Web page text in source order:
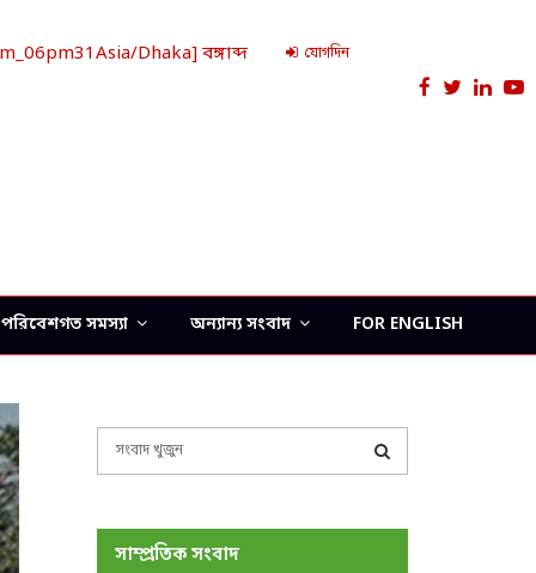
Dhaka] বঙ্গাব্দ
যোগদিন
Facebook
Twitter
পরিবেশগত সমস্যা অন্যান্য সংবাদ FOR ENGLISH
সাম্প্রতিক সংবাদ